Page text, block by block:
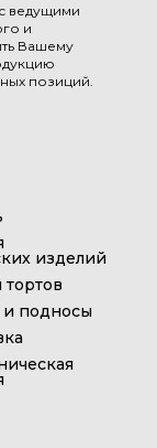
ведущими
и
Вашему
позиций.
изделий
тортов
подносы